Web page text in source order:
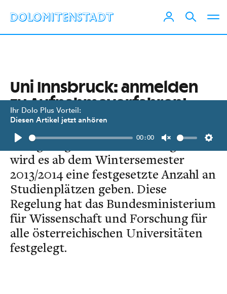
Ihr Dolo Plus Vorteil:
Diesen Artikel jetzt anhören
Play
00:00
Unmute
Uni Innsbruck: anmelden
zu Aufnahmeverfahren!
Für ausgewählte, besonders stark
nachgefragte Studienrichtungen
wird es ab dem Wintersemester
2013/2014 eine festgesetzte Anzahl an
Studienplätzen geben. Diese
Regelung hat das Bundesministerium
für Wissenschaft und Forschung für
alle österreichischen Universitäten
festgelegt.